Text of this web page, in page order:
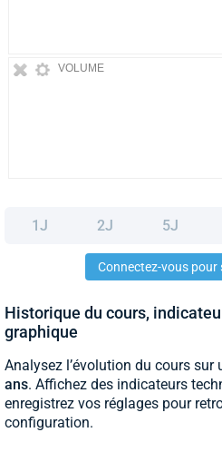
VOLUME
1J 2J 5J
Connectez-vous
Historique du cours,
graphique
Analysez l’évolution du cours sur
ans. Affichez des indicateurs
enregistrez vos réglages pour
configuration.